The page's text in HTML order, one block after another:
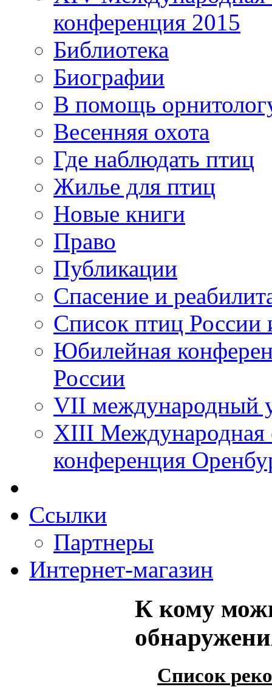
конференция 2015
Библиотека
Биографии
В помощь
Весенняя охота
Где наблюдать птиц
Жилье для птиц
Новые книги
Право
Публикации
Спасение и
Список птиц России
Юбилейная
России
VII международный
XIII Международная
конференция
Ссылки
Партнеры
Интернет-магазин
К кому
Список